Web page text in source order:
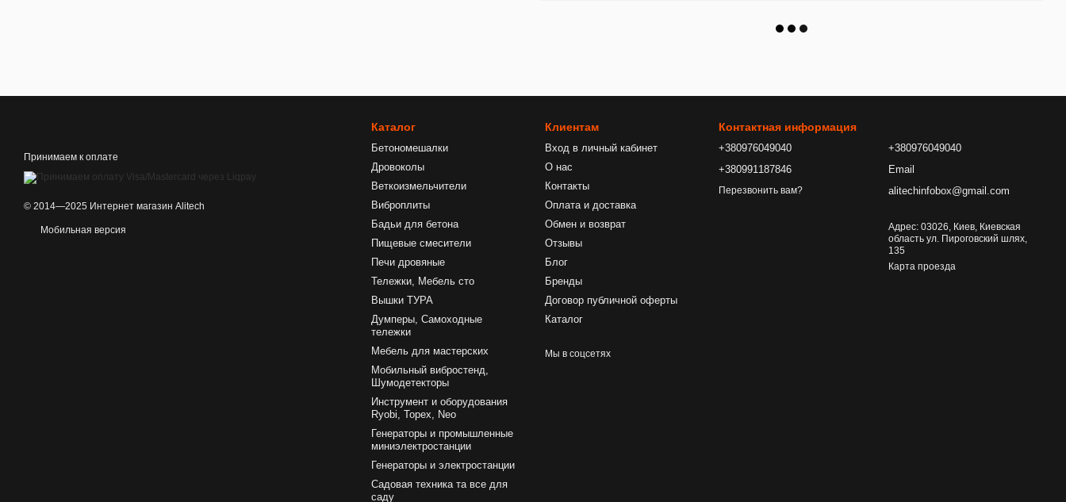
Принимаем к оплате
© 2014—2025 Интернет магазин Alitech
Мобильная версия
Каталог
Бетономешалки
Дровоколы
Веткоизмельчители
Виброплиты
Бадьи для бетона
Пищевые смесители
Печи дровяные
Тележки, Мебель сто
Вышки ТУРА
Думперы, Самоходные
тележки
Мебель для мастерских
Мобильный вибростенд,
Шумодетекторы
Инструмент и оборудования
Ryobi, Topex, Neo
Генераторы и промышленные
миниэлектростанции
Генераторы и электростанции
Садовая техника та все для
саду
Клиентам
Вход в личный кабинет
О нас
Контакты
Оплата и доставка
Обмен и возврат
Отзывы
Блог
Бренды
Договор публичной оферты
Каталог
Мы в соцсетях
Контактная информация
+380976049040
+380991187846
Перезвонить вам?
+380976049040
Email
alitechinfobox@gmail.com
Адрес: 03026, Киев, Киевская
область ул. Пироговский шлях,
135
Карта проезда